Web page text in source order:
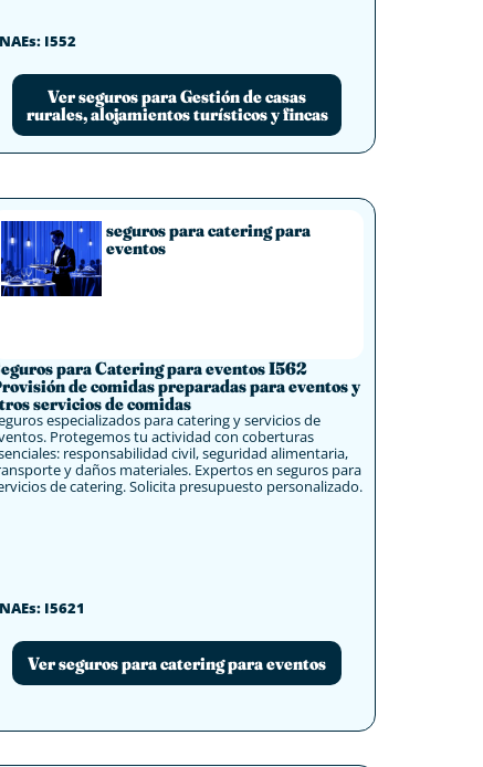
I552
Ver seguros para Gestión de casas
rurales, alojamientos turísticos y fincas
seguros para catering para
eventos
para Catering para eventos I562
de comidas preparadas para eventos y
servicios de comidas
especializados para catering y servicios de
Protegemos tu actividad con coberturas
responsabilidad civil, seguridad alimentaria,
y daños materiales. Expertos en seguros para
de catering. Solicita presupuesto personalizado.
I5621
Ver seguros para catering para eventos